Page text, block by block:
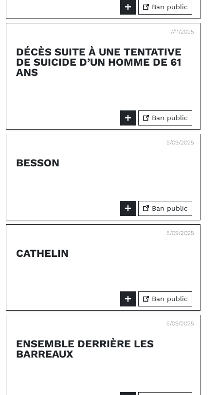
Ban public
7/11/2025
DÉCÈS SUITE À UNE TENTATIVE
DE SUICIDE D’UN HOMME DE 61
ANS
Ban public
5/09/2025
BESSON
Ban public
5/09/2025
CATHELIN
Ban public
5/09/2025
ENSEMBLE DERRIÈRE LES
BARREAUX